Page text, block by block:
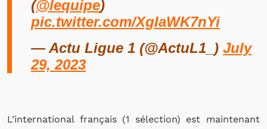
(@lequipe)
pic.twitter.com/XgIaWK7nYi
— Actu Ligue 1 (@ActuL1_) July
29, 2023
L’international français (1 sélection) est maintenant